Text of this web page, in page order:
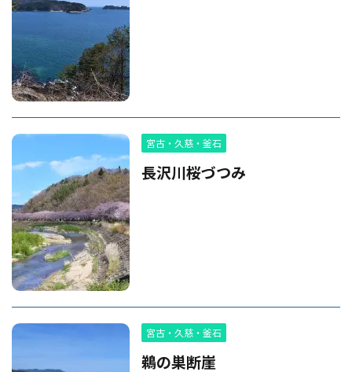
宮古・久慈・釜石
長沢川桜づつみ
宮古・久慈・釜石
鵜の巣断崖